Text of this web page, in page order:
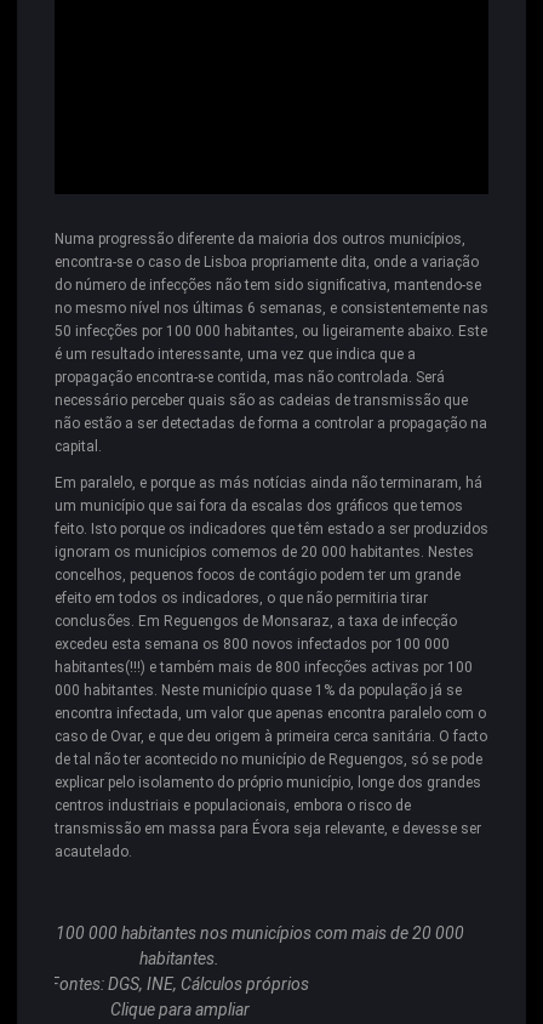
Numa progressão diferente da maioria dos outros municípios,
encontra-se o caso de Lisboa propriamente dita, onde a variação
do número de infecções não tem sido significativa, mantendo-se
no mesmo nível nos últimas 6 semanas, e consistentemente nas
50 infecções por 100 000 habitantes, ou ligeiramente abaixo. Este
é um resultado interessante, uma vez que indica que a
propagação encontra-se contida, mas não controlada. Será
necessário perceber quais são as cadeias de transmissão que
não estão a ser detectadas de forma a controlar a propagação na
capital.
Em paralelo, e porque as más notícias ainda não terminaram, há
um município que sai fora da escalas dos gráficos que temos
feito. Isto porque os indicadores que têm estado a ser produzidos
ignoram os municípios comemos de 20 000 habitantes. Nestes
concelhos, pequenos focos de contágio podem ter um grande
efeito em todos os indicadores, o que não permitiria tirar
conclusões. Em Reguengos de Monsaraz, a taxa de infecção
excedeu esta semana os 800 novos infectados por 100 000
habitantes(!!!) e também mais de 800 infecções activas por 100
000 habitantes. Neste município quase 1% da população já se
encontra infectada, um valor que apenas encontra paralelo com o
caso de Ovar, e que deu origem à primeira cerca sanitária. O facto
de tal não ter acontecido no município de Reguengos, só se pode
explicar pelo isolamento do próprio município, longe dos grandes
centros industriais e populacionais, embora o risco de
transmissão em massa para Évora seja relevante, e devesse ser
acautelado.
por 100 000 habitantes nos municípios com mais de 20 000
habitantes.
Fontes: DGS, INE, Cálculos próprios
Clique para ampliar